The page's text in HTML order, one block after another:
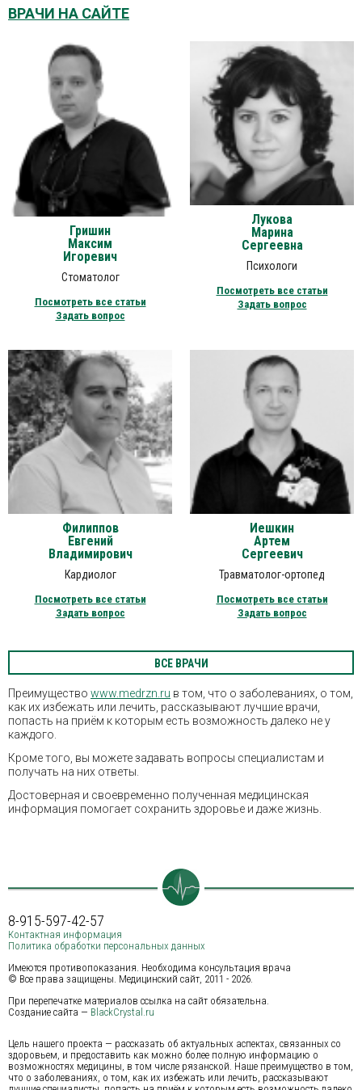
ВРАЧИ НА САЙТЕ
Гришин
Максим
Игоревич
Стоматолог
Посмотреть все статьи
Задать вопрос
Лукова
Марина
Сергеевна
Психологи
Посмотреть все статьи
Задать вопрос
Филиппов
Евгений
Владимирович
Кардиолог
Посмотреть все статьи
Задать вопрос
Иешкин
Артем
Сергеевич
Травматолог-ортопед
Посмотреть все статьи
Задать вопрос
ВСЕ ВРАЧИ
Преимущество www.medrzn.ru в том, что о заболеваниях, о том,
как их избежать или лечить, рассказывают лучшие врачи,
попасть на приём к которым есть возможность далеко не у
каждого.
Кроме того, вы можете задавать вопросы специалистам и
получать на них ответы.
Достоверная и своевременно полученная медицинская
информация помогает сохранить здоровье и даже жизнь.
8-915-597-42-57
Контактная информация
Политика обработки персональных данных
Имеются противопоказания. Необходима консультация врача
© Все права защищены. Медицинский сайт, 2011 - 2026.
При перепечатке материалов ссылка на сайт обязательна.
Создание сайта — BlackCrystal.ru
Цель нашего проекта — рассказать об актуальных аспектах, связанных со
здоровьем, и предоставить как можно более полную информацию о
возможностях медицины, в том числе рязанской. Наше преимущество в том,
что о заболеваниях, о том, как их избежать или лечить, рассказывают